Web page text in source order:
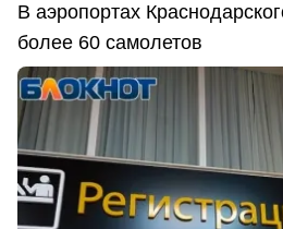
В аэропортах
более 60 самолетов